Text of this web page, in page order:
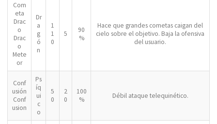
Com
eta
Drac
o
Drac
o
Mete
or
Dr
a
g
ó
n
1
1
0
5
90
%
Hace que grandes cometas caigan del
cielo sobre el objetivo. Baja la ofensiva
del usuario.
Conf
usión
Conf
usion
Ps
íq
ui
c
o
5
0
2
0
100
%
Débil ataque telequinético.